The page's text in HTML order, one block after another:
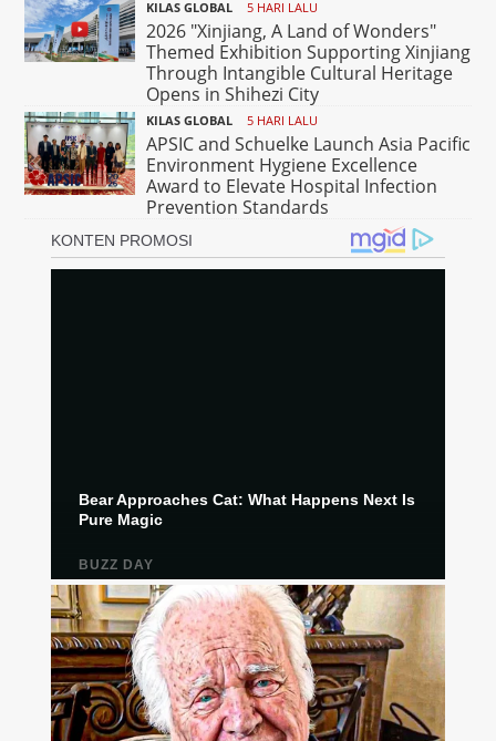
KILAS GLOBAL 5 HARI LALU
2026 "Xinjiang, A Land of Wonders"
Themed Exhibition Supporting Xinjiang
Through Intangible Cultural Heritage
Opens in Shihezi City
KILAS GLOBAL 5 HARI LALU
APSIC and Schuelke Launch Asia Pacific
Environment Hygiene Excellence
Award to Elevate Hospital Infection
Prevention Standards